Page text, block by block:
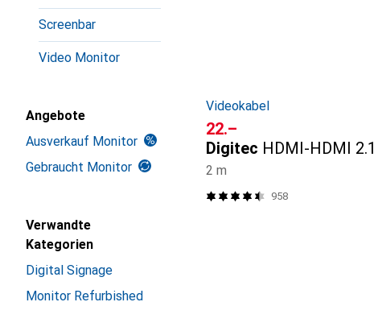
Screenbar
Video Monitor
Angebote
Ausverkauf Monitor
Gebraucht Monitor
Verwandte
Kategorien
Digital Signage
Monitor Refurbished
Videokabel
CHF
22.–
Digitec HDMI-HDMI 2.1
2 m
958